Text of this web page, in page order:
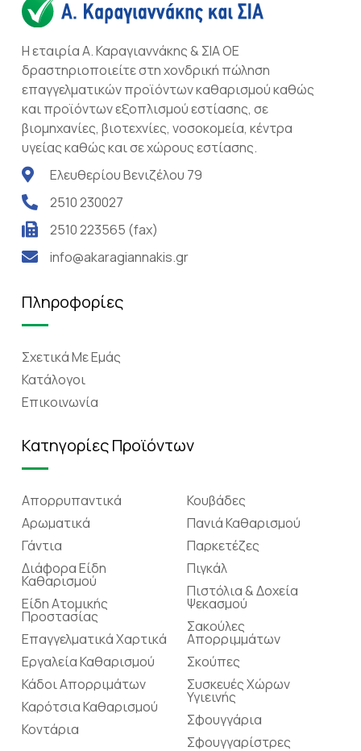
Η εταιρία Α. Καραγιαννάκης & ΣΙΑ ΟΕ
δραστηριοποιείτε στη χονδρική πώληση
επαγγελματικών προϊόντων καθαρισμού καθώς
και προϊόντων εξοπλισμού εστίασης, σε
βιομηχανίες, βιοτεχνίες, νοσοκομεία, κέντρα
υγείας καθώς και σε χώρους εστίασης.
Ελευθερίου Βενιζέλου 79
2510 230027
2510 223565 (fax)
info@akaragiannakis.gr
Πληροφορίες
Σχετικά Mε Eμάς
Κατάλογοι
Επικοινωνία
Κατηγορίες Προϊόντων
Απορρυπαντικά
Αρωματικά
Γάντια
Διάφορα Είδη
Καθαρισμού
Είδη Ατομικής
Προστασίας
Επαγγελματικά Χαρτικά
Εργαλεία Καθαρισμού
Κάδοι Απορριμάτων
Καρότσια Καθαρισμού
Κοντάρια
Κουβάδες
Πανιά Καθαρισμού
Παρκετέζες
Πιγκάλ
Πιστόλια & Δοχεία
Ψεκασμού
Σακούλες
Απορριμμάτων
Σκούπες
Συσκευές Χώρων
Υγιεινής
Σφουγγάρια
Σφουγγαρίστρες